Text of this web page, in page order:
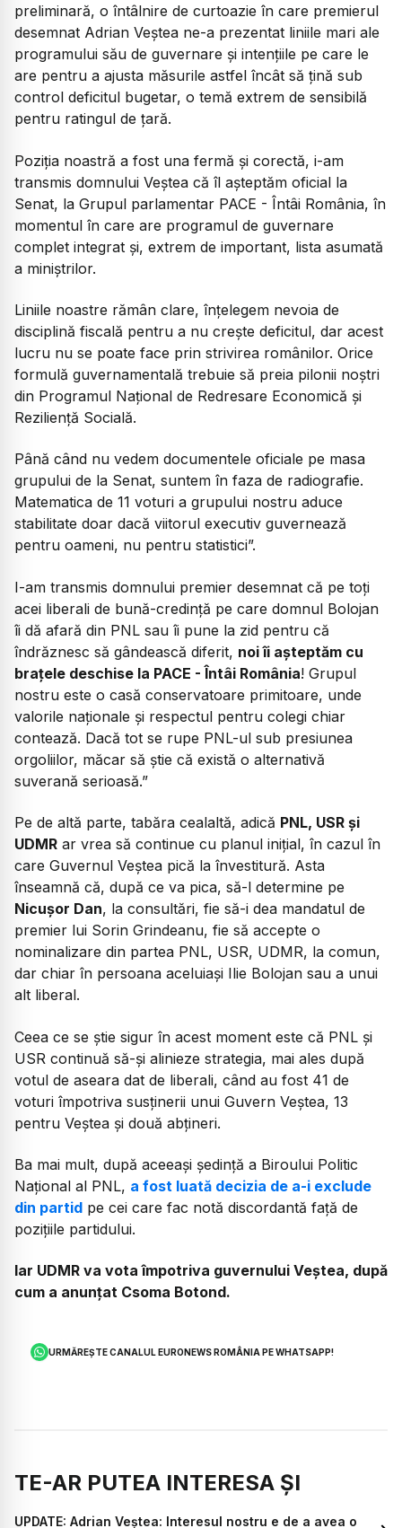
preliminară, o întâlnire de curtoazie în care premierul
desemnat Adrian Veștea ne-a prezentat liniile mari ale
programului său de guvernare și intențiile pe care le
are pentru a ajusta măsurile astfel încât să țină sub
control deficitul bugetar, o temă extrem de sensibilă
pentru ratingul de țară.
Poziția noastră a fost una fermă și corectă, i-am
transmis domnului Veștea că îl așteptăm oficial la
Senat, la Grupul parlamentar PACE - Întâi România, în
momentul în care are programul de guvernare
complet integrat și, extrem de important, lista asumată
a miniștrilor.
Liniile noastre rămân clare, înțelegem nevoia de
disciplină fiscală pentru a nu crește deficitul, dar acest
lucru nu se poate face prin strivirea românilor. Orice
formulă guvernamentală trebuie să preia pilonii noștri
din Programul Național de Redresare Economică și
Reziliență Socială.
Până când nu vedem documentele oficiale pe masa
grupului de la Senat, suntem în faza de radiografie.
Matematica de 11 voturi a grupului nostru aduce
stabilitate doar dacă viitorul executiv guvernează
pentru oameni, nu pentru statistici”.
I-am transmis domnului premier desemnat că pe toți
acei liberali de bună-credință pe care domnul Bolojan
îi dă afară din PNL sau îi pune la zid pentru că
îndrăznesc să gândească diferit, noi îi așteptăm cu
brațele deschise la PACE - Întâi România! Grupul
nostru este o casă conservatoare primitoare, unde
valorile naționale și respectul pentru colegi chiar
contează. Dacă tot se rupe PNL-ul sub presiunea
orgoliilor, măcar să știe că există o alternativă
suverană serioasă.”
Pe de altă parte, tabăra cealaltă, adică PNL, USR și
UDMR ar vrea să continue cu planul inițial, în cazul în
care Guvernul Veștea pică la învestitură. Asta
înseamnă că, după ce va pica, să-l determine pe
Nicușor Dan, la consultări, fie să-i dea mandatul de
premier lui Sorin Grindeanu, fie să accepte o
nominalizare din partea PNL, USR, UDMR, la comun,
dar chiar în persoana aceluiași Ilie Bolojan sau a unui
alt liberal.
Ceea ce se știe sigur în acest moment este că PNL și
USR continuă să-și alinieze strategia, mai ales după
votul de aseara dat de liberali, când au fost 41 de
voturi împotriva susținerii unui Guvern Veștea, 13
pentru Veștea și două abțineri.
Ba mai mult, după aceeași ședință a Biroului Politic
Național al PNL, a fost luată decizia de a-i exclude
din partid pe cei care fac notă discordantă față de
pozițiile partidului.
Iar UDMR va vota împotriva guvernului Veștea, după
cum a anunțat Csoma Botond.
URMĂREȘTE CANALUL EURONEWS ROMÂNIA PE WHATSAPP!
TE-AR PUTEA INTERESA ȘI
UPDATE: Adrian Veștea: Interesul nostru e de a avea o